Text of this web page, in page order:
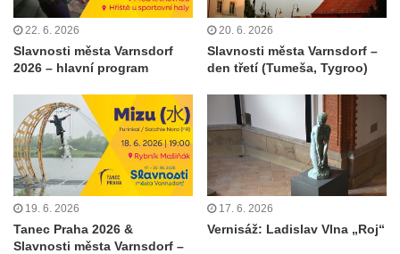
22. 6. 2026
Slavnosti města Varnsdorf
2026 – hlavní program
20. 6. 2026
Slavnosti města Varnsdorf –
den třetí (Tumeša, Tygroo)
19. 6. 2026
Tanec Praha 2026 &
Slavnosti města Varnsdorf –
17. 6. 2026
Vernisáž: Ladislav Vlna „Roj“